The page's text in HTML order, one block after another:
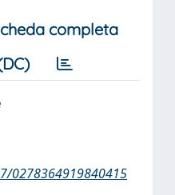
completa
0278364919840415